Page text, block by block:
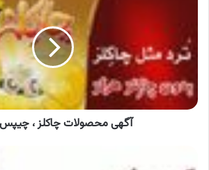
چیپس
چاکلز
آگهی محصولات چاکلز ، چیپس
قند